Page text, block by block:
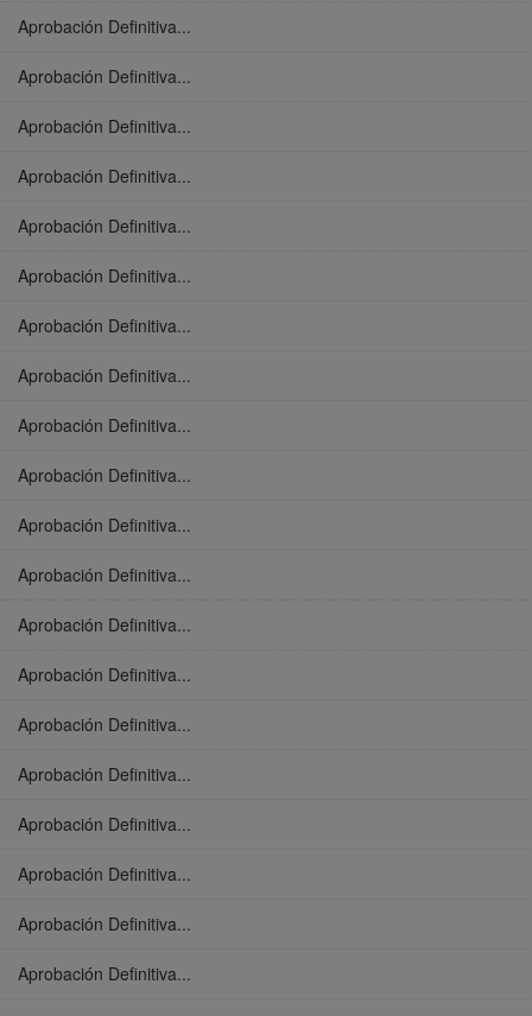
Aprobación Definitiva...
Aprobación Definitiva...
Aprobación Definitiva...
Aprobación Definitiva...
Aprobación Definitiva...
Aprobación Definitiva...
Aprobación Definitiva...
Aprobación Definitiva...
Aprobación Definitiva...
Aprobación Definitiva...
Aprobación Definitiva...
Aprobación Definitiva...
Aprobación Definitiva...
Aprobación Definitiva...
Aprobación Definitiva...
Aprobación Definitiva...
Aprobación Definitiva...
Aprobación Definitiva...
Aprobación Definitiva...
Aprobación Definitiva...